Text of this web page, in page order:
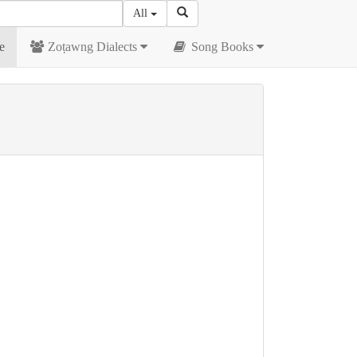
All
Zoṭawng Dialects Song Books